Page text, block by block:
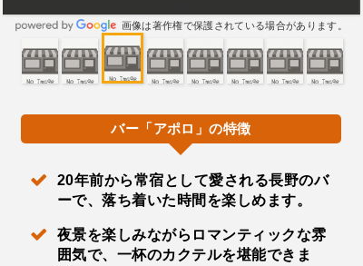
画像は著作権で保護されている場合があります。
バー「アポロ」の特徴
20年前から常宿として愛される長野のバ
ーで、落ち着いた時間を楽しめます。
夜景を楽しみながらロマンティックな雰
囲気で、一杯のカクテルを堪能できま